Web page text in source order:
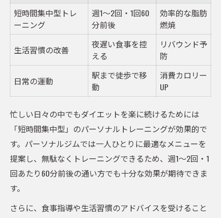
短時間集中型トレ
ーニング
週1～2回・1回60
分前後
効率的な脂肪
燃焼
生活習慣の改善
夜遅い食事を控
える
リバウンド予
防
日常の運動
駅まで徒歩で移
動
消費カロリー
UP
忙しい日々の中でもダイエットを楽に続けるためには
「短時間集中型」のパーソナルトレーニングが効果的で
す。パーソナルジムでは一人ひとりに最適なメニューを
提案し、無駄なくトレーニングできるため、週1～2回・1
回あたり60分前後の通い方でも十分な効果が期待できま
す。
さらに、食事指導や生活習慣のアドバイスを受けること